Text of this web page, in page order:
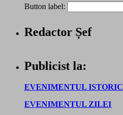
Button label:
Redactor Șef
Publicist la:
EVENIMENTUL ISTORIC
EVENIMENTUL ZILEI